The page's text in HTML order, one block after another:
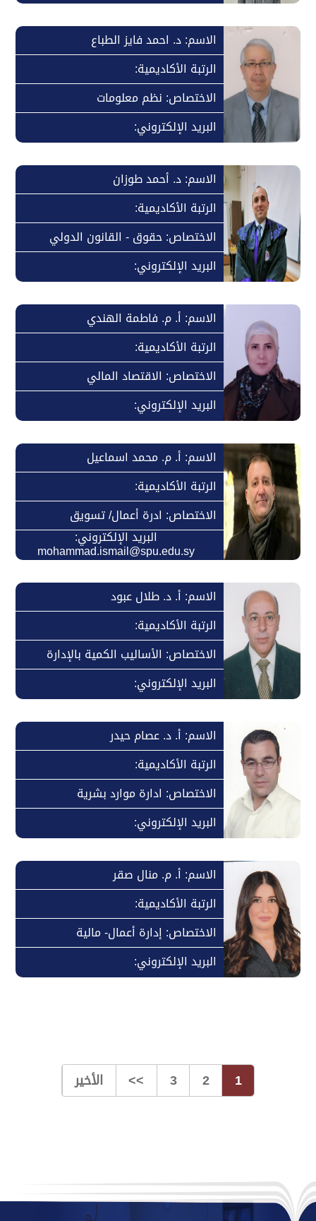
الاسم: د. احمد فايز الطباع
الرتبة الأكاديمية:
الاختصاص: نظم معلومات
البريد الإلكتروني:
الاسم: د. أحمد طوزان
الرتبة الأكاديمية:
الاختصاص: حقوق - القانون الدولي
البريد الإلكتروني:
الاسم: أ. م. فاطمة الهندي
الرتبة الأكاديمية:
الاختصاص: الاقتصاد المالي
البريد الإلكتروني:
الاسم: أ. م. محمد اسماعيل
الرتبة الأكاديمية:
الاختصاص: ادرة أعمال/ تسويق
البريد الإلكتروني:
mohammad.ismail@spu.edu.sy
الاسم: أ. د. طلال عبود
الرتبة الأكاديمية:
الاختصاص: الأساليب الكمية بالإدارة
البريد الإلكتروني:
الاسم: أ. د. عصام حيدر
الرتبة الأكاديمية:
الاختصاص: ادارة موارد بشرية
البريد الإلكتروني:
الاسم: أ. م. منال صقر
الرتبة الأكاديمية:
الاختصاص: إدارة أعمال- مالية
البريد الإلكتروني:
1
2
3
>> الأخير